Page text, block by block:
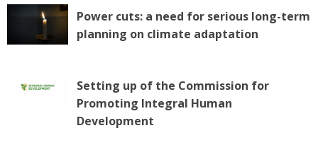
Power cuts: a need for serious long-term
planning on climate adaptation
Setting up of the Commission for
Promoting Integral Human
Development